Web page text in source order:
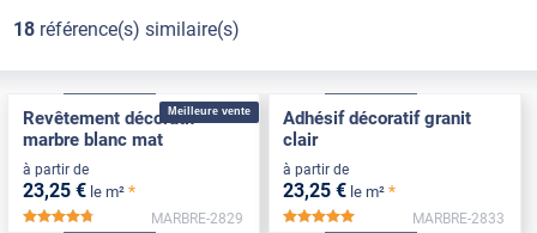
18référence(s) similaire(s)
Meilleure vente
Revêtement décoratif
marbre blanc mat
à partir de
23,25 € le m² *
*****
MARBRE-2829
Adhésif décoratif granit
clair
à partir de
23,25 € le m² *
MARBRE-2833